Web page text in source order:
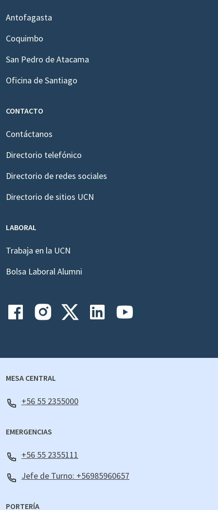
Antofagasta
Coquimbo
San Pedro de Atacama
Oficina de Santiago
CONTACTO
Contáctanos
Directorio telefónico
Directorio de redes sociales
Directorio de sitios UCN
LABORAL
Trabaja en la UCN
Bolsa Laboral Alumni
MESA CENTRAL
+56 55 2355000
EMERGENCIAS
+56 55 2355111
Jefe de Turno: +56985960657
PORTERÍA